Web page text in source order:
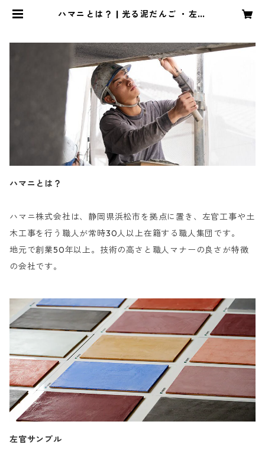
ハマニとは？ | 光る泥だんご ・左官
ハマニとは？
ハマニ株式会社は、静岡県浜松市を拠点に置き、左官工事や土
木工事を行う職人が常時30人以上在籍する職人集団です。
地元で創業50年以上。技術の高さと職人マナーの良さが特徴
の会社です。
左官サンプル